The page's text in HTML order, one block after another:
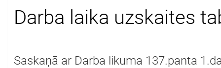
Darba laika uzskaites
Saskaņā ar Darba likuma 137.panta